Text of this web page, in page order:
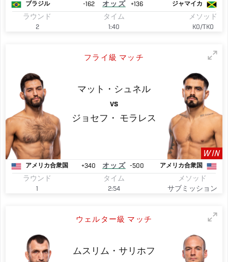
ブラジル -162 オッズ +136 ジャマイカ
ラウンド
2
タイム
1:40
メソッド
KO/TKO
フライ級 マッチ
マット・シュネル
VS
ジョセフ・ モラレス
WIN
アメリカ合衆国 +340 オッズ -500 アメリカ合衆国
ラウンド
1
タイム
2:54
メソッド
サブミッション
ウェルター級 マッチ
ムスリム・サリホフ